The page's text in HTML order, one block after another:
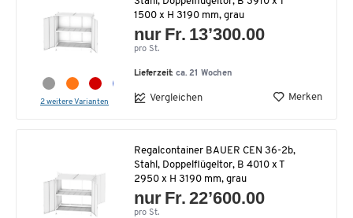
2 weitere Varianten
1500 x H 3190 mm, grau
nur Fr. 13’300.00
pro St.
Lieferzeit:ca. 21 Wochen
Vergleichen Merken
Regalcontainer BAUER CEN 36-2b,
Stahl, Doppelflügeltor, B 4010 x T
2950 x H 3190 mm, grau
nur Fr. 22’600.00
pro St.